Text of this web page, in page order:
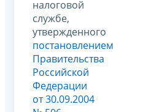
налоговой
службе,
утвержденного
постановлением
Правительства
Российской
Федерации
от 30.09.2004